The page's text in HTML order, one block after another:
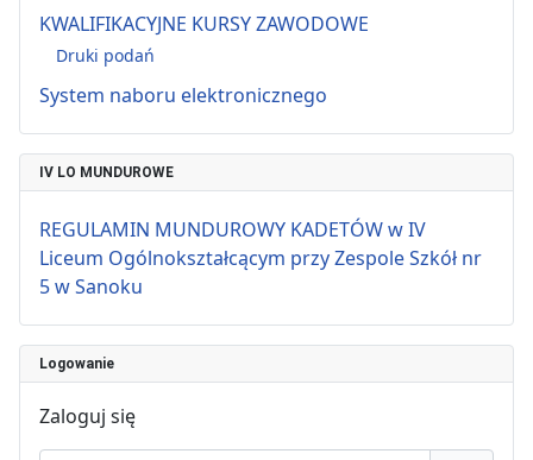
KWALIFIKACYJNE KURSY ZAWODOWE
Druki podań
System naboru elektronicznego
IV LO MUNDUROWE
REGULAMIN MUNDUROWY KADETÓW w IV
Liceum Ogólnokształcącym przy Zespole Szkół nr
5 w Sanoku
Logowanie
Zaloguj się